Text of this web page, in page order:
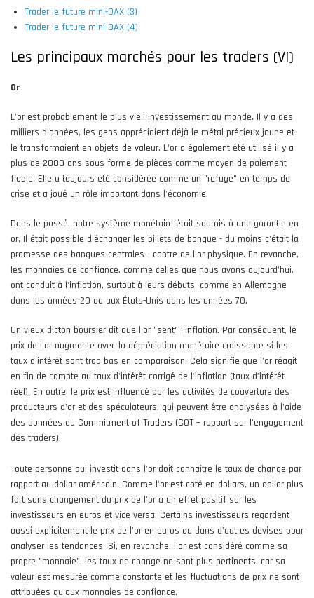
Trader le future mini-DAX (3)
Trader le future mini-DAX (4)
Les principaux marchés pour les traders (VI)
Or
L'or est probablement le plus vieil investissement au monde. Il y a des
milliers d'années, les gens appréciaient déjà le métal précieux jaune et
le transformaient en objets de valeur. L'or a également été utilisé il y a
plus de 2000 ans sous forme de pièces comme moyen de paiement
fiable. Elle a toujours été considérée comme un "refuge" en temps de
crise et a joué un rôle important dans l'économie.
Dans le passé, notre système monétaire était soumis à une garantie en
or. Il était possible d'échanger les billets de banque - du moins c'était la
promesse des banques centrales - contre de l'or physique. En revanche,
les monnaies de confiance, comme celles que nous avons aujourd'hui,
ont conduit à l'inflation, surtout à leurs débuts, comme en Allemagne
dans les années 20 ou aux États-Unis dans les années 70.
Un vieux dicton boursier dit que l'or "sent" l'inflation. Par conséquent, le
prix de l'or augmente avec la dépréciation monétaire croissante si les
taux d'intérêt sont trop bas en comparaison. Cela signifie que l'or réagit
en fin de compte au taux d'intérêt corrigé de l'inflation (taux d'intérêt
réel). En outre, le prix est influencé par les activités de couverture des
producteurs d'or et des spéculateurs, qui peuvent être analysées à l'aide
des données du Commitment of Traders (COT – rapport sur l’engagement
des traders).
Toute personne qui investit dans l'or doit connaître le taux de change par
rapport au dollar américain. Comme l'or est coté en dollars, un dollar plus
fort sans changement du prix de l'or a un effet positif sur les
investisseurs en euros et vice versa. Certains investisseurs regardent
aussi explicitement le prix de l'or en euros ou dans d'autres devises pour
analyser les tendances. Si, en revanche, l'or est considéré comme sa
propre "monnaie", les taux de change ne sont plus pertinents, car sa
valeur est mesurée comme constante et les fluctuations de prix ne sont
attribuées qu'aux monnaies de confiance.